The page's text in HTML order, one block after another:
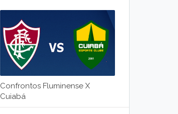
Confrontos Fluminense X
Cuiabá